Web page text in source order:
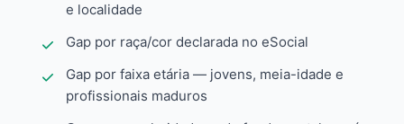
e localidade
Gap por raça/cor declarada no eSocial
Gap por faixa etária — jovens, meia-idade e
profissionais maduros